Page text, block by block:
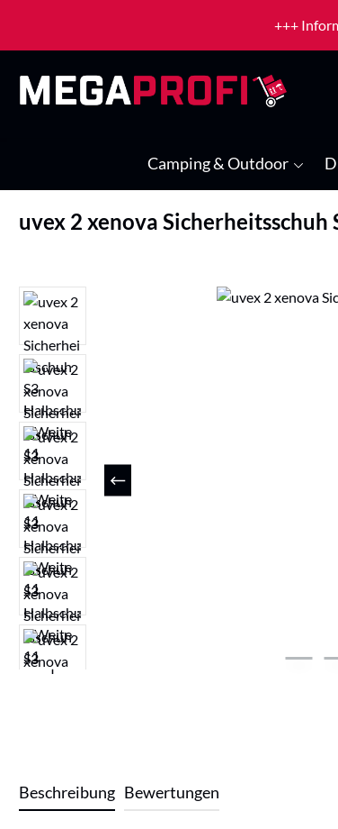
+++
Camping & Outdoor
uvex 2 xenova Sicherheitsschuh
Bildergalerie überspringen
Beschreibung Bewertungen